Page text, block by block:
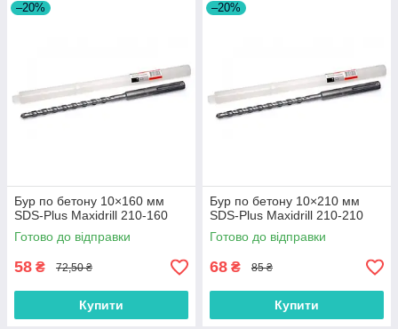
–20%
Бур по бетону 10×160 мм
SDS-Plus Maxidrill 210-160
Готово до відправки
58 ₴ 72,50 ₴
Купити
–20%
Бур по бетону 10×210 мм
SDS-Plus Maxidrill 210-210
Готово до відправки
68 ₴ 85 ₴
Купити